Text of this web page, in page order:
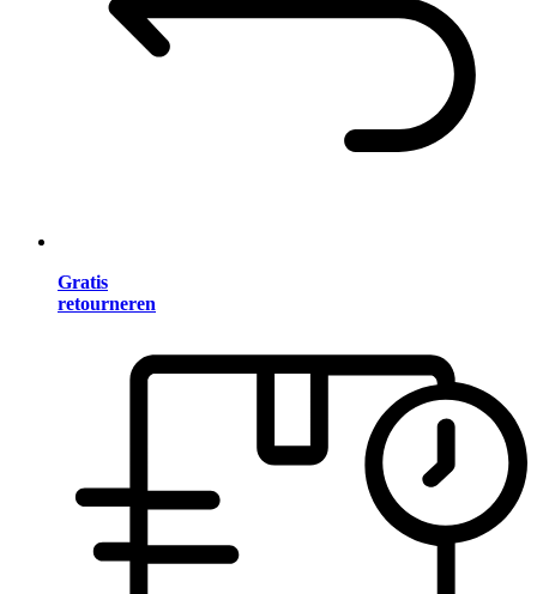
Gratis
retourneren